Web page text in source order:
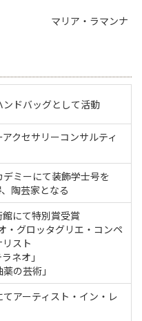
マリア・ラマンナ
ドバッグとして活動
クセサリーコンサルティ
ミーにて装飾学士号を
陶芸家となる
にて特別賞受賞
・グロッタグリエ・コンペ
スト
ネオ」
の芸術」
アーティスト・イン・レ